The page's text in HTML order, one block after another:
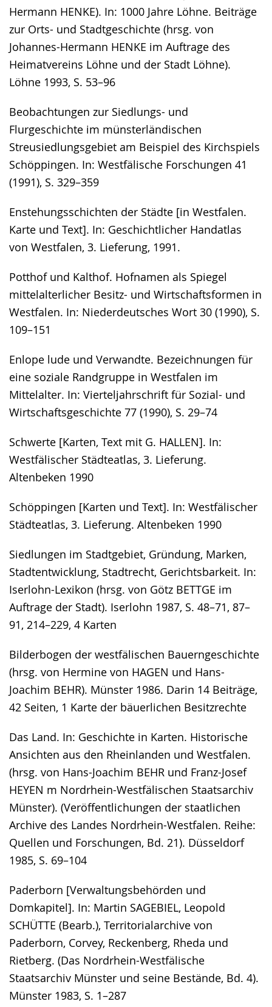
Hermann HENKE). In: 1000 Jahre Löhne. Beiträge
zur Orts- und Stadtgeschichte (hrsg. von
Johannes-Hermann HENKE im Auftrage des
Heimatvereins Löhne und der Stadt Löhne).
Löhne 1993, S. 53–96
Beobachtungen zur Siedlungs- und
Flurgeschichte im münsterländischen
Streusiedlungsgebiet am Beispiel des Kirchspiels
Schöppingen. In: Westfälische Forschungen 41
(1991), S. 329–359
Enstehungsschichten der Städte [in Westfalen.
Karte und Text]. In: Geschichtlicher Handatlas
von Westfalen, 3. Lieferung, 1991.
Potthof und Kalthof. Hofnamen als Spiegel
mittelalterlicher Besitz- und Wirtschaftsformen in
Westfalen. In: Niederdeutsches Wort 30 (1990), S.
109–151
Enlope lude und Verwandte. Bezeichnungen für
eine soziale Randgruppe in Westfalen im
Mittelalter. In: Vierteljahrschrift für Sozial- und
Wirtschaftsgeschichte 77 (1990), S. 29–74
Schwerte [Karten, Text mit G. HALLEN]. In:
Westfälischer Städteatlas, 3. Lieferung.
Altenbeken 1990
Schöppingen [Karten und Text]. In: Westfälischer
Städteatlas, 3. Lieferung. Altenbeken 1990
Siedlungen im Stadtgebiet, Gründung, Marken,
Stadtentwicklung, Stadtrecht, Gerichtsbarkeit. In:
Iserlohn-Lexikon (hrsg. von Götz BETTGE im
Auftrage der Stadt). Iserlohn 1987, S. 48–71, 87–
91, 214–229, 4 Karten
Bilderbogen der westfälischen Bauerngeschichte
(hrsg. von Hermine von HAGEN und Hans-
Joachim BEHR). Münster 1986. Darin 14 Beiträge,
42 Seiten, 1 Karte der bäuerlichen Besitzrechte
Das Land. In: Geschichte in Karten. Historische
Ansichten aus den Rheinlanden und Westfalen.
(hrsg. von Hans-Joachim BEHR und Franz-Josef
HEYEN m Nordrhein-Westfälischen Staatsarchiv
Münster). (Veröffentlichungen der staatlichen
Archive des Landes Nordrhein-Westfalen. Reihe:
Quellen und Forschungen, Bd. 21). Düsseldorf
1985, S. 69–104
Paderborn [Verwaltungsbehörden und
Domkapitel]. In: Martin SAGEBIEL, Leopold
SCHÜTTE (Bearb.), Territorialarchive von
Paderborn, Corvey, Reckenberg, Rheda und
Rietberg. (Das Nordrhein-Westfälische
Staatsarchiv Münster und seine Bestände, Bd. 4).
Münster 1983, S. 1–287